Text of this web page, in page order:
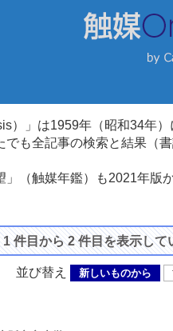
）」は1959年（昭和34年
でも全記事の検索と結果（
」（触媒年鑑）も2021年
1 件目から 2 件目を表示して
び替え 新しいものから